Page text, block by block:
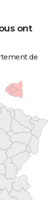
ont
de